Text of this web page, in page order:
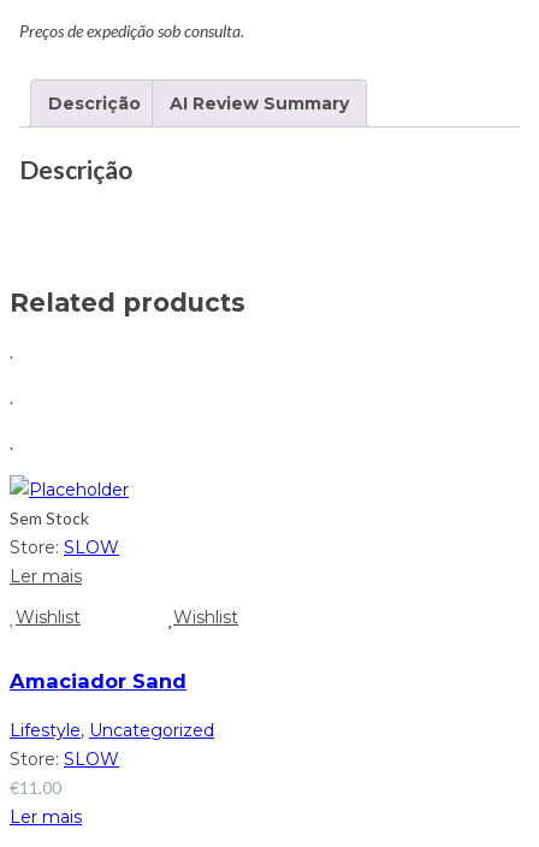
Preços de expedição sob consulta.
Descrição AI Review Summary
Descrição
Related products
.
.
.
Sem Stock
Store: SLOW
Ler mais
Wishlist
Wishlist
Amaciador Sand
Lifestyle, Uncategorized
Store: SLOW
€11,00
Ler mais